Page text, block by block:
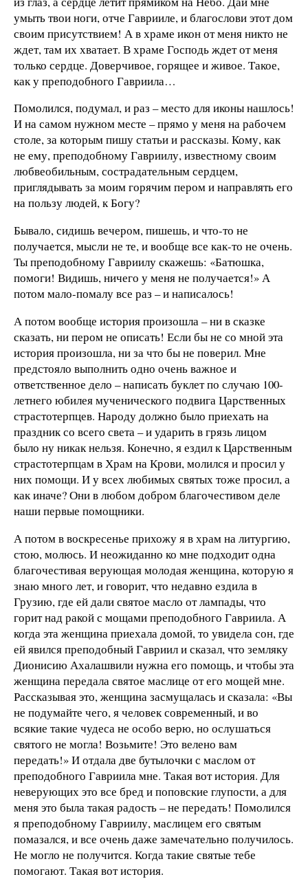
умыть твои ноги, отче Гаврииле, и благослови этот дом
своим присутствием! А в храме икон от меня никто не
ждет, там их хватает. В храме Господь ждет от меня
только сердце. Доверчивое, горящее и живое. Такое,
как у преподобного Гавриила…
Помолился, подумал, и раз – место для иконы нашлось!
И на самом нужном месте – прямо у меня на рабочем
столе, за которым пишу статьи и рассказы. Кому, как
не ему, преподобному Гавриилу, известному своим
любвеобильным, сострадательным сердцем,
приглядывать за моим горячим пером и направлять его
на пользу людей, к Богу?
Бывало, сидишь вечером, пишешь, и что-то не
получается, мысли не те, и вообще все как-то не очень.
Ты преподобному Гавриилу скажешь: «Батюшка,
помоги! Видишь, ничего у меня не получается!» А
потом мало-помалу все раз – и написалось!
А потом вообще история произошла – ни в сказке
сказать, ни пером не описать! Если бы не со мной эта
история произошла, ни за что бы не поверил. Мне
предстояло выполнить одно очень важное и
ответственное дело – написать буклет по случаю 100-
летнего юбилея мученического подвига Царственных
страстотерпцев. Народу должно было приехать на
праздник со всего света – и ударить в грязь лицом
было ну никак нельзя. Конечно, я ездил к Царственным
страстотерпцам в Храм на Крови, молился и просил у
них помощи. И у всех любимых святых тоже просил, а
как иначе? Они в любом добром благочестивом деле
наши первые помощники.
А потом в воскресенье прихожу я в храм на литургию,
стою, молюсь. И неожиданно ко мне подходит одна
благочестивая верующая молодая женщина, которую я
знаю много лет, и говорит, что недавно ездила в
Грузию, где ей дали святое масло от лампады, что
горит над ракой с мощами преподобного Гавриила. А
когда эта женщина приехала домой, то увидела сон, где
ей явился преподобный Гавриил и сказал, что земляку
Дионисию Ахалашвили нужна его помощь, и чтобы эта
женщина передала святое маслице от его мощей мне.
Рассказывая это, женщина засмущалась и сказала: «Вы
не подумайте чего, я человек современный, и во
всякие такие чудеса не особо верю, но ослушаться
святого не могла! Возьмите! Это велено вам
передать!» И отдала две бутылочки с маслом от
преподобного Гавриила мне. Такая вот история. Для
неверующих это все бред и поповские глупости, а для
меня это была такая радость – не передать! Помолился
я преподобному Гавриилу, маслицем его святым
помазался, и все очень даже замечательно получилось.
Не могло не получится. Когда такие святые тебе
помогают. Такая вот история.